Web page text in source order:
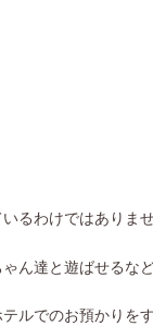
るわけではありま
ん達と遊ばせるな
ルでのお預かりを